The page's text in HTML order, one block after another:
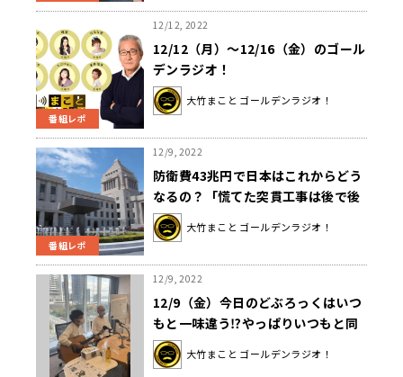
番組レポ
12/12, 2022
12/12（月）～12/16（金）のゴール
デンラジオ！
大竹まこと ゴールデンラジオ！
番組レポ
12/9, 2022
防衛費43兆円で日本はこれからどう
なるの？「慌てた突貫工事は後で後
悔します」政治学者が考える本当に
必要な抑止力とは
大竹まこと ゴールデンラジオ！
12/9, 2022
12/9（金）今日のどぶろっくはいつ
もと一味違う⁉やっぱりいつもと同
じ⁉
大竹まこと ゴールデンラジオ！